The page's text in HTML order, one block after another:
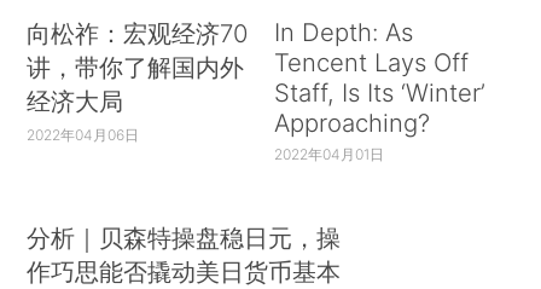
向松祚：宏观经济70
讲，带你了解国内外
经济大局
2022年04月06日
In Depth: As
Tencent Lays Off
Staff, Is Its ‘Winter’
Approaching?
2022年04月01日
分析｜贝森特操盘稳日元，操
作巧思能否撬动美日货币基本